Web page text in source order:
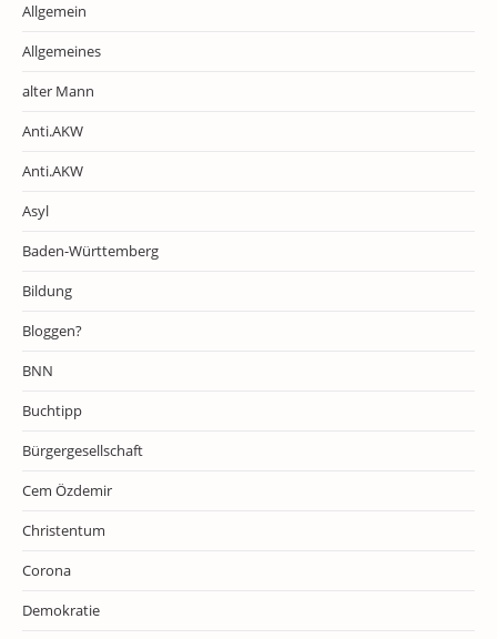
Allgemein
Allgemeines
alter Mann
Anti.AKW
Anti.AKW
Asyl
Baden-Württemberg
Bildung
Bloggen?
BNN
Buchtipp
Bürgergesellschaft
Cem Özdemir
Christentum
Corona
Demokratie